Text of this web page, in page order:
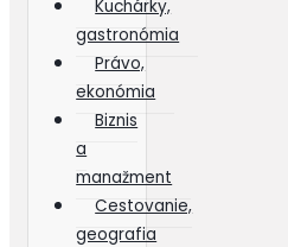
Kuchárky,
gastronómia
Právo,
ekonómia
Biznis
a
manažment
Cestovanie,
geografia